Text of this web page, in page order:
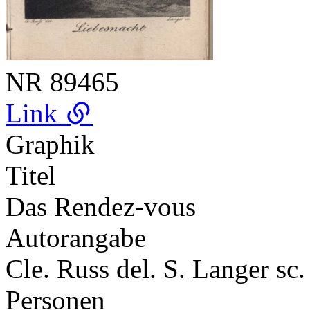
NR 89465
Link
Graphik
Titel
Das Rendez-vous
Autorangabe
Cle. Russ del. S. Langer sc.
Personen